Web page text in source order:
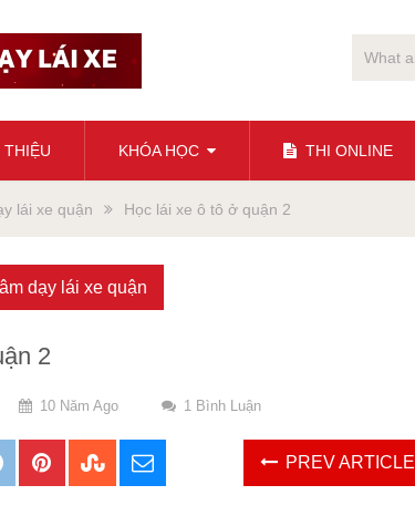
KHÓA HỌC THI ONLINE
lái xe quận Học lái xe ô tô ở quận 2
dạy lái xe quận
2
10 Năm Ago 1 Bình Luận
PREV ARTICLE